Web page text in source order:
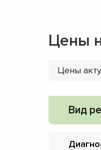
Цены
Цены
Вид